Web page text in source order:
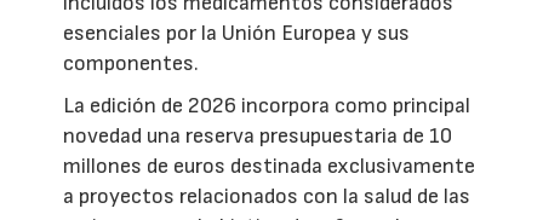
esenciales por la Unión Europea y sus
componentes.
La edición de 2026 incorpora como principal
novedad una reserva presupuestaria de 10
millones de euros destinada exclusivamente
a proyectos relacionados con la salud de las